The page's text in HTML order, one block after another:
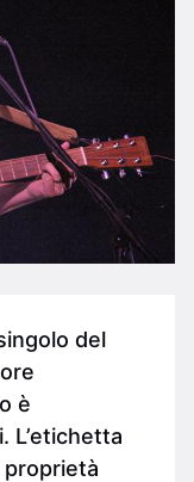
del
è
L’etichetta